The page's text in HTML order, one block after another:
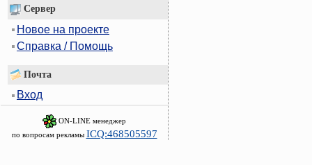
Сервер
Новое на проекте
Справка / Помощь
Почта
Вход
ON-LINE менеджер
по вопросам рекламы ICQ:468505597